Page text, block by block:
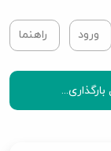
ورود راهنما